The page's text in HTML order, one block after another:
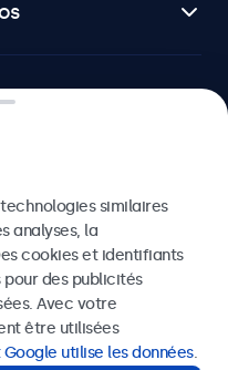
Paris, France
entreprises
similaires
analyses, la
cookies et identifiants
des publicités
Avec votre
être utilisées
utilise les données.